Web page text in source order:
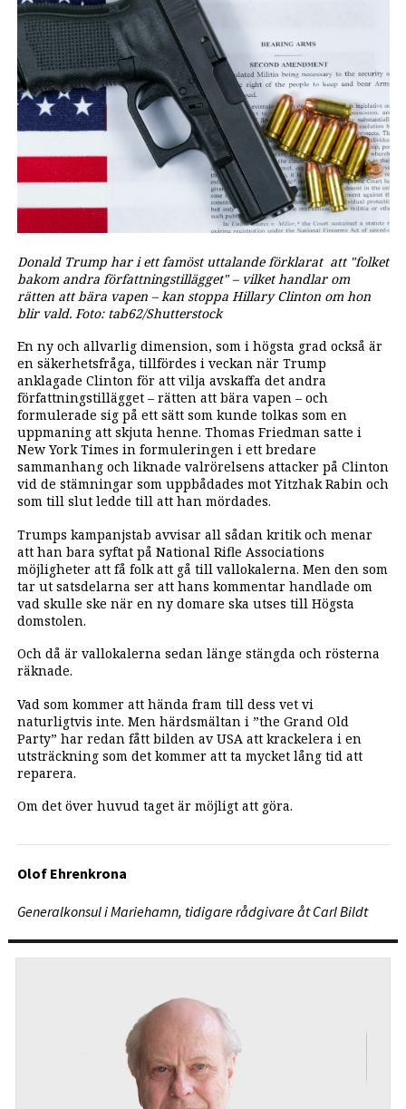
Donald Trump har i ett famöst uttalande förklarat att "folket
bakom andra författningstillägget"–vilket handlar om
rätten att bära vapen –kan stoppa Hillary Clinton om hon
blir vald. Foto: tab62/Shutterstock
En ny och allvarlig dimension, som i högsta grad också är
en säkerhetsfråga, tillfördes i veckan när Trump
anklagade Clinton för att vilja avskaffa det andra
författningstillägget – rätten att bära vapen – och
formulerade sig på ett sätt som kunde tolkas som en
uppmaning att skjuta henne. Thomas Friedman satte i
New York Times in formuleringen i ett bredare
sammanhang och liknade valrörelsens attacker på Clinton
vid de stämningar som uppbådades mot Yitzhak Rabin och
som till slut ledde till att han mördades.
Trumps kampanjstab avvisar all sådan kritik och menar
att han bara syftat på National Rifle Associations
möjligheter att få folk att gå till vallokalerna. Men den som
tar ut satsdelarna ser att hans kommentar handlade om
vad skulle ske när en ny domare ska utses till Högsta
domstolen.
Och då är vallokalerna sedan länge stängda och rösterna
räknade.
Vad som kommer att hända fram till dess vet vi
naturligtvis inte. Men härdsmältan i ”the Grand Old
Party” har redan fått bilden av USA att krackelera i en
utsträckning som det kommer att ta mycket lång tid att
reparera.
Om det över huvud taget är möjligt att göra.
Olof Ehrenkrona
Generalkonsul i Mariehamn, tidigare rådgivare åt Carl Bildt